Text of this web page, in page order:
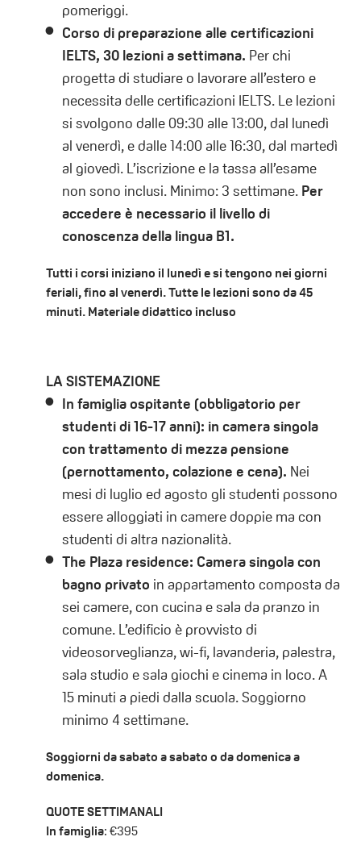
pomeriggi.
Corso di preparazione alle certificazioni
IELTS, 30 lezioni a settimana. Per chi
progetta di studiare o lavorare all’estero e
necessita delle certificazioni IELTS. Le lezioni
si svolgono dalle 09:30 alle 13:00, dal lunedì
al venerdì, e dalle 14:00 alle 16:30, dal martedì
al giovedì. L’iscrizione e la tassa all’esame
non sono inclusi. Minimo: 3 settimane. Per
accedere è necessario il livello di
conoscenza della lingua B1.
Tutti i corsi iniziano il lunedì e si tengono nei giorni
feriali, fino al venerdì. Tutte le lezioni sono da 45
minuti. Materiale didattico incluso
LA SISTEMAZIONE
In famiglia ospitante (obbligatorio per
studenti di 16-17 anni): in camera singola
con trattamento di mezza pensione
(pernottamento, colazione e cena). Nei
mesi di luglio ed agosto gli studenti possono
essere alloggiati in camere doppie ma con
studenti di altra nazionalità.
The Plaza residence: Camera singola con
bagno privato in appartamento composta da
sei camere, con cucina e sala da pranzo in
comune. L’edificio è provvisto di
videosorveglianza, wi-fi, lavanderia, palestra,
sala studio e sala giochi e cinema in loco. A
15 minuti a piedi dalla scuola. Soggiorno
minimo 4 settimane.
Soggiorni da sabato a sabato o da domenica a
domenica.
QUOTE SETTIMANALI
In famiglia: €395